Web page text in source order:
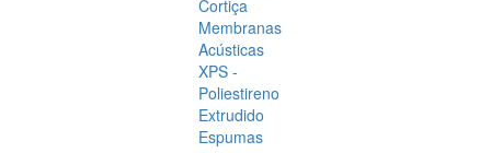
Cortiça
Membranas
Acústicas
XPS -
Poliestireno
Extrudido
Espumas